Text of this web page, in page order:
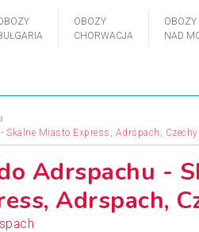
OBOZY
CHORWACJA
OBOZY
NAD
Skalne Miasto Express, Adrspach, Czechy
Adrspachu -
Adrspach,